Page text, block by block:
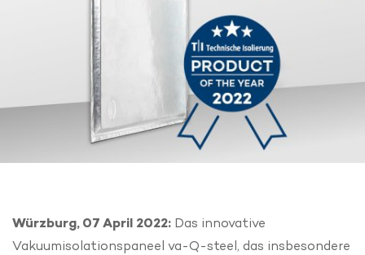
Würzburg, 07 April 2022: Das innovative
Vakuumisolationspaneel va-Q-steel, das insbesondere